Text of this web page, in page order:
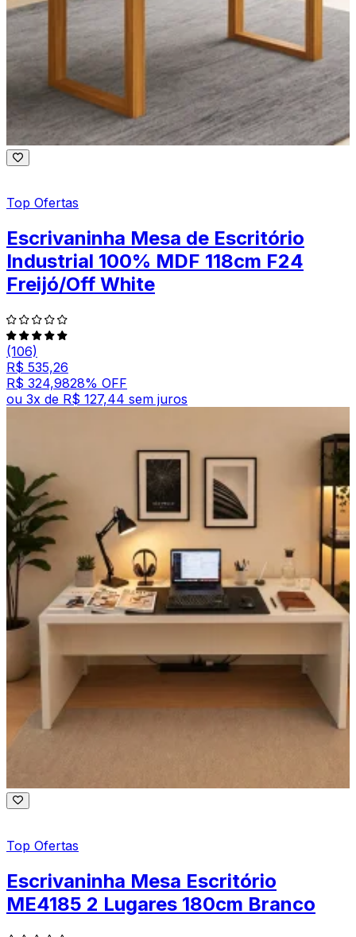
Top Ofertas
Escrivaninha Mesa de Escritório
Industrial 100% MDF 118cm F24
Freijó/Off White
(106)
R$ 535,26
R$ 324,9828% OFF
ou 3x de R$ 127,44 sem juros
Top Ofertas
Escrivaninha Mesa Escritório
ME4185 2 Lugares 180cm Branco